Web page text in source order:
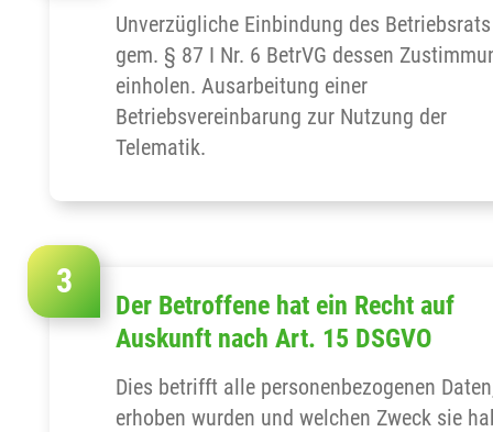
Unverzügliche Einbindung des
gem. § 87 I Nr. 6 BetrVG dessen
einholen. Ausarbeitung einer
Betriebsvereinbarung zur Nutzung der
Telematik.
Der Betroffene hat ein Recht auf
Auskunft nach Art. 15 DSGVO
Dies betrifft alle personenbezogenen
erhoben wurden und welchen Zweck sie